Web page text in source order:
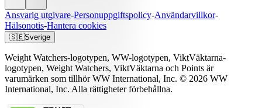
Ansvarig utgivare-Personuppgiftspolicy-Användarvillkor-
Hälsonotis-Hantera cookies
🇸🇪Sverige
Weight Watchers-logotypen, WW-logotypen, ViktVäktarna-
logotypen, Weight Watchers, ViktVäktarna och Points är
varumärken som tillhör WW International, Inc. © 2026 WW
International, Inc. Alla rättigheter förbehållna.